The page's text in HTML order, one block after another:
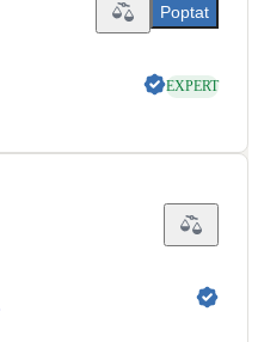
Poptat
EXPERT